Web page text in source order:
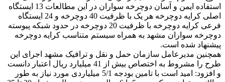
استفاده ایمن و آسان دوچرخه سواران در این مطالعات 13 ایستگاه
اصلی کرایه دوچرخه هر یک با ظرفیت 40 دوچرخه و 24 ایستگاه
فرعی کرایه دوچرخه با ظرفیت 20 دوچرخه در حدود شبکه پیوسته
دوچرخه سواران مشهد به همراه سیستم متناسب کرایه دوچرخه
پیشنهاد شده است.
همچنین مدیرعامل سازمان حمل و نقل و ترافیک مشهد اجرای این
طرح را مشروط به اختصاص بیش از 41 میلیارد ریال اعتبار دانست
و افزود: امید است با تامین بودجه 5/1 میلیاردی مورد نیاز به طور